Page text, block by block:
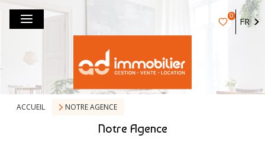
0
FR
ACCUEIL NOTRE AGENCE
Notre Agence